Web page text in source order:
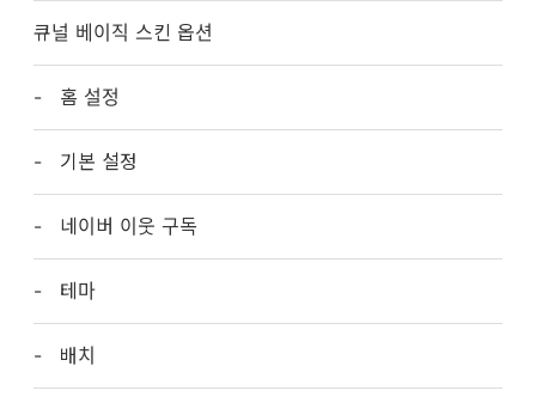
큐널 베이직 스킨 옵션
홈 설정
기본 설정
네이버 이웃 구독
테마
배치